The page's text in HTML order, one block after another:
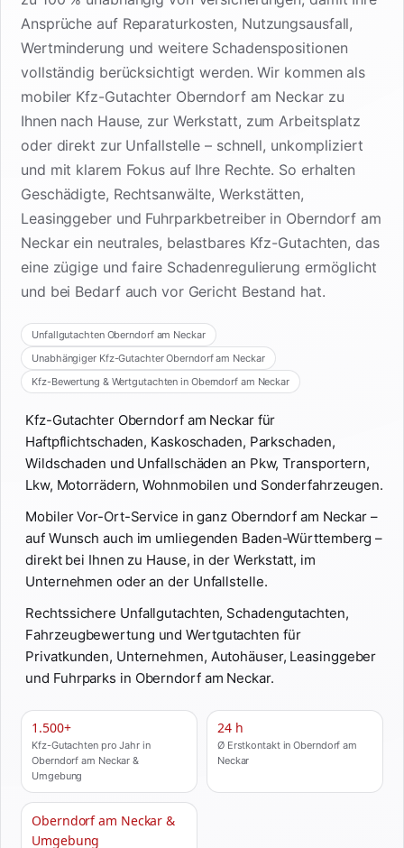
Ansprüche auf Reparaturkosten, Nutzungsausfall,
Wertminderung und weitere Schadenspositionen
vollständig berücksichtigt werden. Wir kommen als
mobiler Kfz-Gutachter Oberndorf am Neckar zu
Ihnen nach Hause, zur Werkstatt, zum Arbeitsplatz
oder direkt zur Unfallstelle – schnell, unkompliziert
und mit klarem Fokus auf Ihre Rechte. So erhalten
Geschädigte, Rechtsanwälte, Werkstätten,
Leasinggeber und Fuhrparkbetreiber in Oberndorf am
Neckar ein neutrales, belastbares Kfz-Gutachten, das
eine zügige und faire Schadenregulierung ermöglicht
und bei Bedarf auch vor Gericht Bestand hat.
Unfallgutachten Oberndorf am Neckar
Unabhängiger Kfz-Gutachter Oberndorf am Neckar
Kfz-Bewertung & Wertgutachten in Oberndorf am Neckar
Kfz-Gutachter Oberndorf am Neckar für
Haftpflichtschaden, Kaskoschaden, Parkschaden,
Wildschaden und Unfallschäden an Pkw, Transportern,
Lkw, Motorrädern, Wohnmobilen und Sonderfahrzeugen.
Mobiler Vor-Ort-Service in ganz Oberndorf am Neckar –
auf Wunsch auch im umliegenden Baden-Württemberg –
direkt bei Ihnen zu Hause, in der Werkstatt, im
Unternehmen oder an der Unfallstelle.
Rechtssichere Unfallgutachten, Schadengutachten,
Fahrzeugbewertung und Wertgutachten für
Privatkunden, Unternehmen, Autohäuser, Leasinggeber
und Fuhrparks in Oberndorf am Neckar.
1.500+
Kfz-Gutachten pro Jahr in
Oberndorf am Neckar &
Umgebung
24 h
Ø Erstkontakt in Oberndorf am
Neckar
Oberndorf am Neckar &
Umgebung